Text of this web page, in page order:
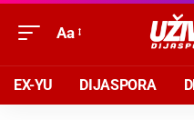
Aa
EX-YU DIJASPORA